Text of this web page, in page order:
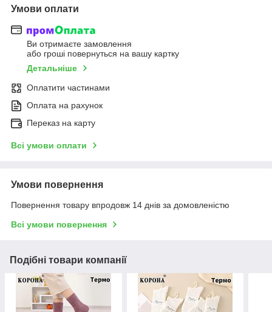
Умови оплати
Ви отримаєте замовлення
або гроші повернуться на вашу картку
Детальніше
Оплатити частинами
Оплата на рахунок
Переказ на карту
Всі умови оплати
Умови повернення
Повернення товару впродовж 14 днів за домовленістю
Всі умови повернення
Подібні товари компанії